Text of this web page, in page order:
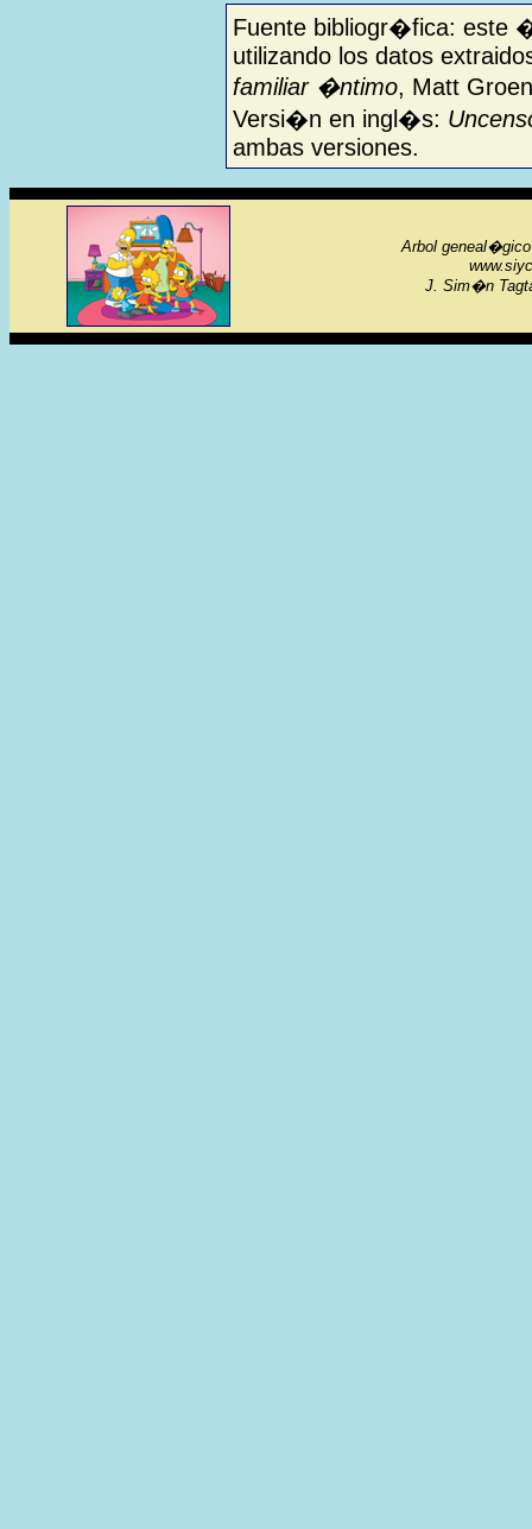
Fuente bibliogr�fica: este
utilizando los datos
familiar �ntimo, Matt
Versi�n en ingl�s:
ambas versiones.
Arbol
J. Sim�n